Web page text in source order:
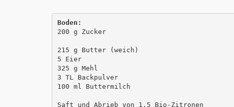
200 g Zucker
215 g Butter (weich)
5 Eier
325 g Mehl
3 TL Backpulver
100 ml Buttermilch
Saft und Abrieb von 1,5 Bio-Zitronen